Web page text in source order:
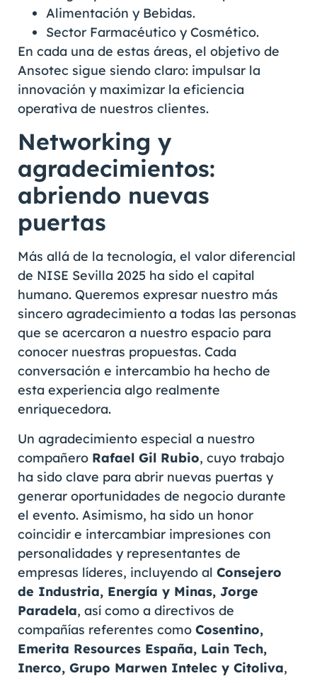
Alimentación y Bebidas.
Sector Farmacéutico y Cosmético.
En cada una de estas áreas, el objetivo de
Ansotec sigue siendo claro: impulsar la
innovación y maximizar la eficiencia
operativa de nuestros clientes.
Networking y
agradecimientos:
abriendo nuevas
puertas
Más allá de la tecnología, el valor diferencial
de NISE Sevilla 2025 ha sido el capital
humano. Queremos expresar nuestro más
sincero agradecimiento a todas las personas
que se acercaron a nuestro espacio para
conocer nuestras propuestas. Cada
conversación e intercambio ha hecho de
esta experiencia algo realmente
enriquecedora.
Un agradecimiento especial a nuestro
compañero Rafael Gil Rubio, cuyo trabajo
ha sido clave para abrir nuevas puertas y
generar oportunidades de negocio durante
el evento. Asimismo, ha sido un honor
coincidir e intercambiar impresiones con
personalidades y representantes de
empresas líderes, incluyendo al Consejero
de Industria, Energía y Minas, Jorge
Paradela, así como a directivos de
compañías referentes como Cosentino,
Emerita Resources España, Lain Tech,
Inerco, Grupo Marwen Intelec y Citoliva,